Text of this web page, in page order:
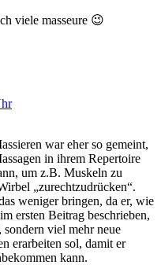
viele masseure 😉
war eher so gemeint,
in ihrem Repertoire
um z.B. Muskeln zu
„zurechtzudrücken“.
weniger bringen, da er, wie
ersten Beitrag beschrieben,
sondern viel mehr neue
erarbeiten sol, damit er
kann.